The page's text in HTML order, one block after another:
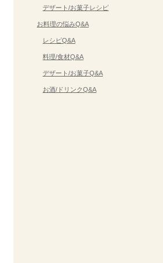
デザート/お菓子レシピ
お料理の悩みQ&A
レシピQ&A
料理/食材Q&A
デザート/お菓子Q&A
お酒/ドリンクQ&A